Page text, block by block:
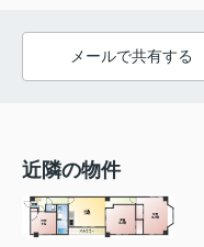
メールで共有する
近隣の物件